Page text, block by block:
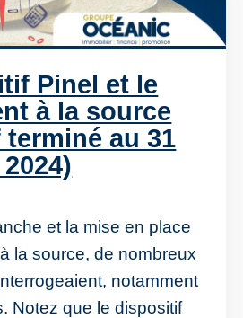
Pinel et le
à la source
au 31
et la mise en place
la source, de nombreux
notamment
Notez que le dispositif